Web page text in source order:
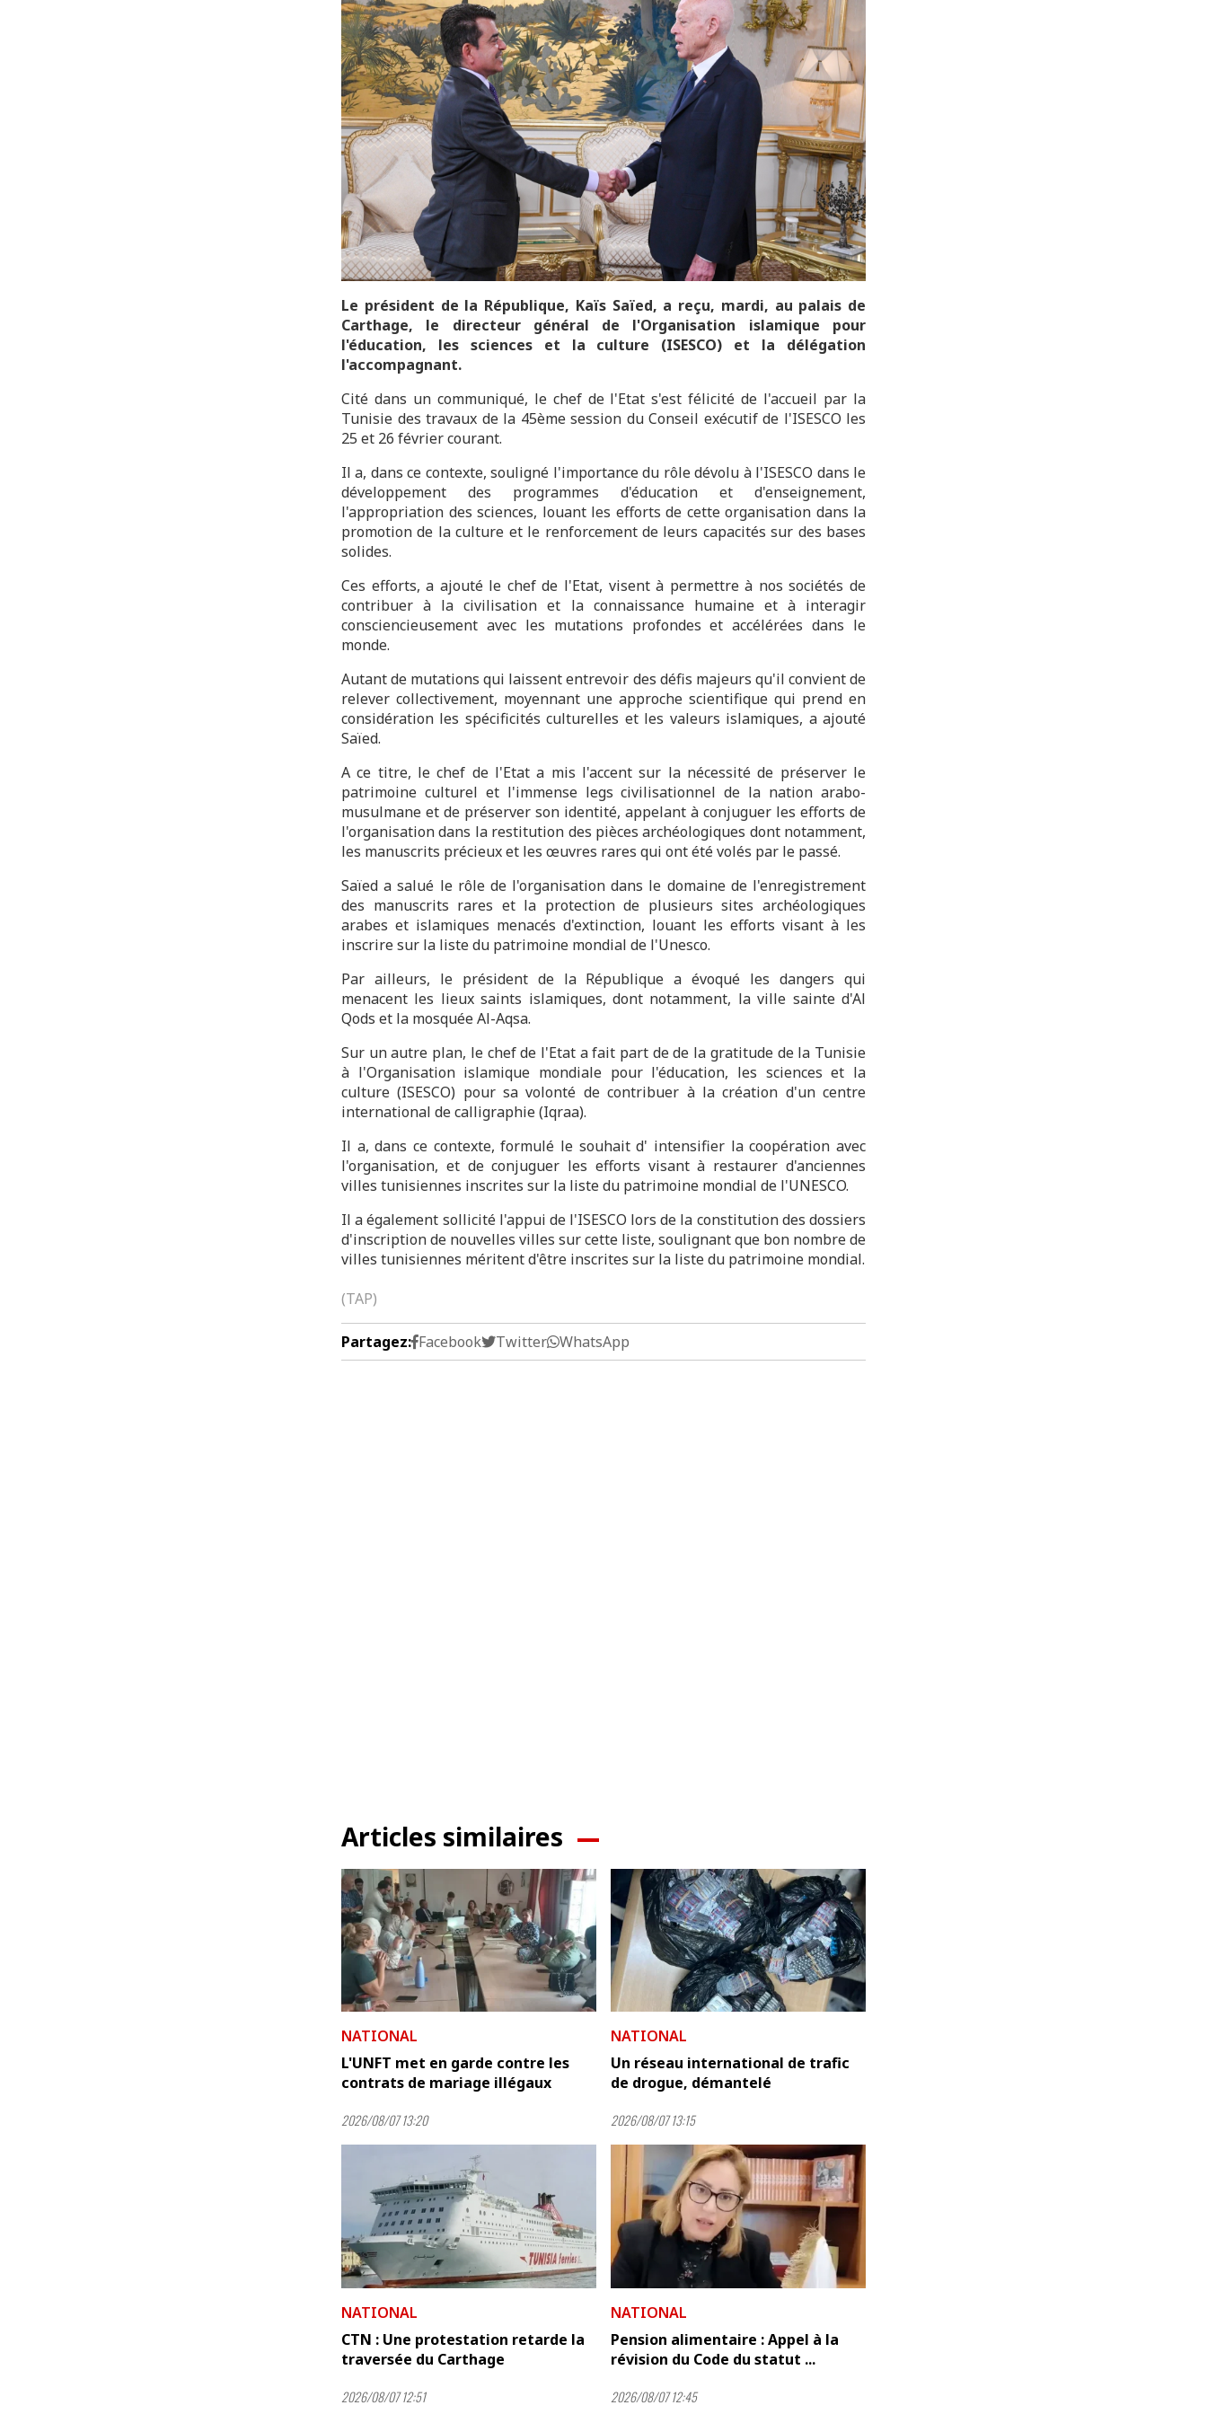
Le président de la République, Kaïs Saïed, a reçu, mardi, au palais de
Carthage, le directeur général de l'Organisation islamique pour
l'éducation, les sciences et la culture (ISESCO) et la délégation
l'accompagnant.
Cité dans un communiqué, le chef de l'Etat s'est félicité de l'accueil par la
Tunisie des travaux de la 45ème session du Conseil exécutif de l'ISESCO les
25 et 26 février courant.
Il a, dans ce contexte, souligné l'importance du rôle dévolu à l'ISESCO dans le
développement des programmes d'éducation et d'enseignement,
l'appropriation des sciences, louant les efforts de cette organisation dans la
promotion de la culture et le renforcement de leurs capacités sur des bases
solides.
Ces efforts, a ajouté le chef de l'Etat, visent à permettre à nos sociétés de
contribuer à la civilisation et la connaissance humaine et à interagir
consciencieusement avec les mutations profondes et accélérées dans le
monde.
Autant de mutations qui laissent entrevoir des défis majeurs qu'il convient de
relever collectivement, moyennant une approche scientifique qui prend en
considération les spécificités culturelles et les valeurs islamiques, a ajouté
Saïed.
A ce titre, le chef de l'Etat a mis l'accent sur la nécessité de préserver le
patrimoine culturel et l'immense legs civilisationnel de la nation arabo-
musulmane et de préserver son identité, appelant à conjuguer les efforts de
l'organisation dans la restitution des pièces archéologiques dont notamment,
les manuscrits précieux et les œuvres rares qui ont été volés par le passé.
Saïed a salué le rôle de l'organisation dans le domaine de l'enregistrement
des manuscrits rares et la protection de plusieurs sites archéologiques
arabes et islamiques menacés d'extinction, louant les efforts visant à les
inscrire sur la liste du patrimoine mondial de l'Unesco.
Par ailleurs, le président de la République a évoqué les dangers qui
menacent les lieux saints islamiques, dont notamment, la ville sainte d'Al
Qods et la mosquée Al-Aqsa.
Sur un autre plan, le chef de l'Etat a fait part de de la gratitude de la Tunisie
à l'Organisation islamique mondiale pour l'éducation, les sciences et la
culture (ISESCO) pour sa volonté de contribuer à la création d'un centre
international de calligraphie (Iqraa).
Il a, dans ce contexte, formulé le souhait d' intensifier la coopération avec
l'organisation, et de conjuguer les efforts visant à restaurer d'anciennes
villes tunisiennes inscrites sur la liste du patrimoine mondial de l'UNESCO.
Il a également sollicité l'appui de l'ISESCO lors de la constitution des dossiers
d'inscription de nouvelles villes sur cette liste, soulignant que bon nombre de
villes tunisiennes méritent d'être inscrites sur la liste du patrimoine mondial.
(TAP)
Partagez: Facebook Twitter WhatsApp
Articles similaires
NATIONAL
L'UNFT met en garde contre les
contrats de mariage illégaux
2026/08/07 13:20
NATIONAL
Un réseau international de trafic
de drogue, démantelé
2026/08/07 13:15
NATIONAL
CTN : Une protestation retarde la
traversée du Carthage
2026/08/07 12:51
NATIONAL
Pension alimentaire : Appel à la
révision du Code du statut ...
2026/08/07 12:45